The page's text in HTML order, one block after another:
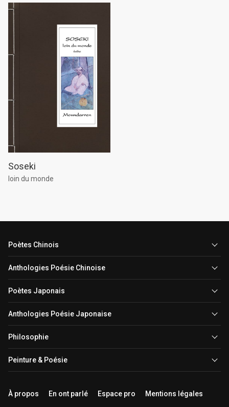
Soseki
loin du monde
Poètes Chinois
Anthologies Poésie Chinoise
Poètes Japonais
Anthologies Poésie Japonaise
Philosophie
Peinture & Poésie
À propos En ont parlé Espace pro Mentions légales